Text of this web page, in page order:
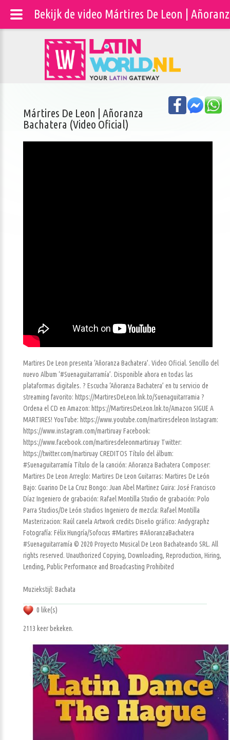
Mártires De Leon | Añoranza
Bachatera (Video Oficial)
Martires De Leon presenta ‘Añoranza Bachatera’. Video Oficial. Sencillo del
nuevo Album ‘#Suenaguitarramía’. Disponible ahora en todas las
plataformas digitales. ? Escucha ‘Añoranza Bachatera’ en tu servicio de
streaming favorito: https://MartiresDeLeon.lnk.to/Suenaguitarramia ?
Ordena el CD en Amazon: https://MartiresDeLeon.lnk.to/Amazon SIGUE A
MARTIRES! YouTube: https://www.youtube.com/martiresdeleon Instagram:
https://www.instagram.com/martiruay Facebook:
https://www.facebook.com/martiresdeleonmartiruay Twitter:
https://twitter.com/martiruay CREDITOS Título del álbum:
#Suenaguitarramía Título de la canción: Añoranza Bachatera Composer:
Martires De Leon Arreglo: Martires De Leon Guitarras: Martires De León
Bajo: Guarino De La Cruz Bongo: Juan Abel Martinez Guira: José Francisco
Díaz Ingeniero de grabación: Rafael Montilla Studio de grabación: Polo
Parra Studios/De León studios Ingeniero de mezcla: Rafael Montilla
Masterizacion: Raúl canela Artwork credits Diseño gráfico: Andygraphz
Fotografía: Félix Hungría/Sofocus #Martires #AñoranzaBachatera
#Suenaguitarramía © 2020 Proyecto Musical De Leon Bachateando SRL. All
rights reserved. Unauthorized Copying, Downloading, Reproduction, Hiring,
Lending, Public Performance and Broadcasting Prohibited
Muziekstijl: Bachata
0 like(s)
2113 keer bekeken.
Bekijk de video Mártires De Leon |